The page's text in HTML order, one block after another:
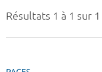
Résultats 1 à 1 sur